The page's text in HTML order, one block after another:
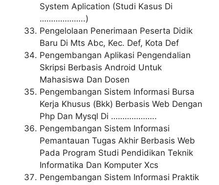
System Aplication (Studi Kasus Di
………………..)
Pengelolaan Penerimaan Peserta Didik
Baru Di Mts Abc, Kec. Def, Kota Def
Pengembangan Aplikasi Pengendalian
Skripsi Berbasis Android Untuk
Mahasiswa Dan Dosen
Pengembangan Sistem Informasi Bursa
Kerja Khusus (Bkk) Berbasis Web Dengan
Php Dan Mysql Di ………………..
Pengembangan Sistem Informasi
Pemantauan Tugas Akhir Berbasis Web
Pada Program Studi Pendidikan Teknik
Informatika Dan Komputer Xcs
Pengembangan Sistem Informasi Praktik